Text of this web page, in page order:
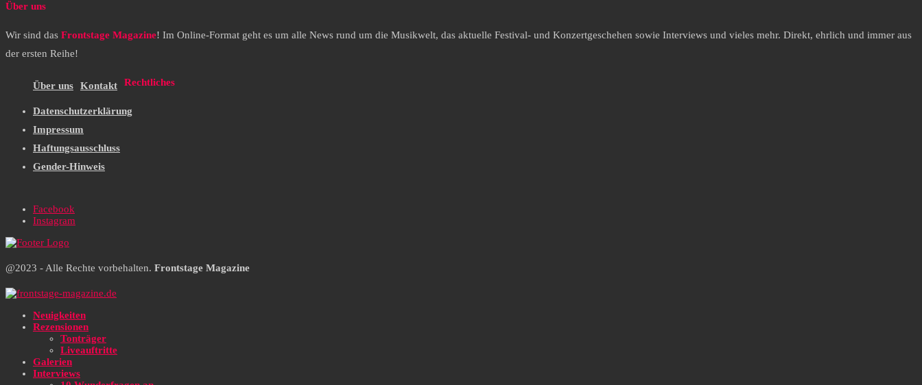
Über uns
Wir sind das Frontstage Magazine! Im Online-Format geht es um alle News rund um die Musikwelt, das aktuelle Festival- und Konzertgeschehen sowie Interviews und vieles mehr. Direkt, ehrlich und immer aus
der ersten Reihe!
Über uns Kontakt Rechtliches
Datenschutzerklärung
Impressum
Haftungsausschluss
Gender-Hinweis
Facebook
Instagram
@2023 - Alle Rechte vorbehalten. Frontstage Magazine
Neuigkeiten
Rezensionen
Tonträger
Liveauftritte
Galerien
Interviews